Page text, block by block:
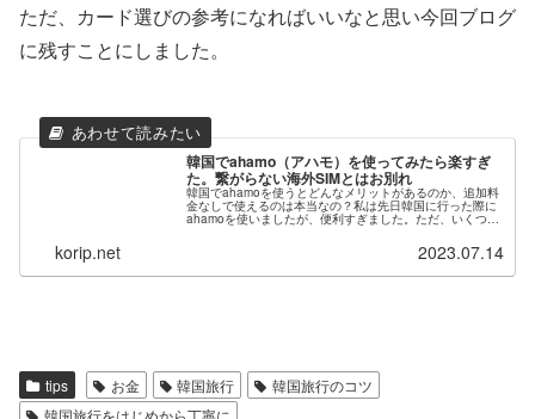
ただ、カード選びの参考になればいいなと思い今回ブログ
に残すことにしました。
韓国でahamo（アハモ）を使ってみたら楽すぎ
た。繋がらない海外SIMとはお別れ
韓国でahamoを使うとどんなメリットがあるのか、追加料
金なしで使えるのは本当なの？私は先日韓国に行った際に
ahamoを使いましたが、便利すぎました。ただ、いくつか
korip.net 2023.07.14
tips お金 韓国旅行
韓国旅行のコツ
韓国旅行をはじめから丁寧に